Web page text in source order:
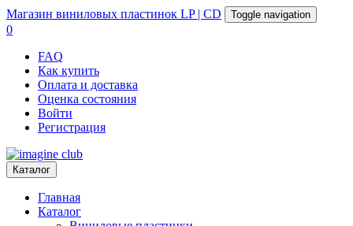
Магазин виниловых пластинок LP | CD Toggle navigation
0
FAQ
Как купить
Оплата и доставка
Оценка состояния
Войти
Регистрация
Каталог
Главная
Каталог